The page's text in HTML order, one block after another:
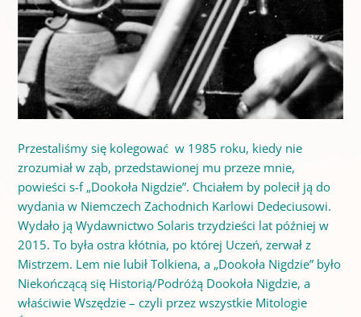
Przestaliśmy się kolegować w 1985 roku, kiedy nie
zrozumiał w ząb, przedstawionej mu przeze mnie,
powieści s-f „Dookoła Nigdzie”. Chciałem by polecił ją do
wydania w Niemczech Zachodnich Karlowi Dedeciusowi.
Wydało ją Wydawnictwo Solaris trzydzieści lat później w
2015. To była ostra kłótnia, po której Uczeń, zerwał z
Mistrzem. Lem nie lubił Tolkiena, a „Dookoła Nigdzie” było
Niekończącą się Historią/Podróżą Dookoła Nigdzie, a
właściwie Wszędzie – czyli przez wszystkie Mitologie